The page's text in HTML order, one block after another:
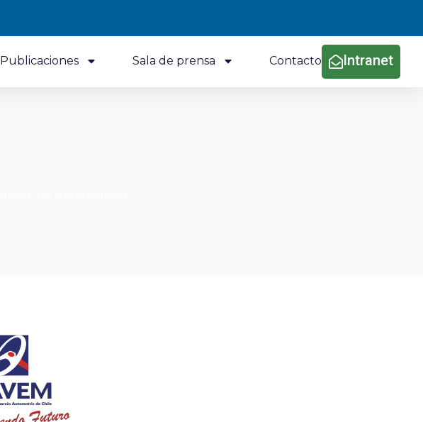
Publicaciones Sala de prensa Contacto Intranet